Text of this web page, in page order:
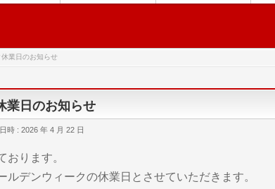
業日のお知らせ
業日のお知らせ
時 : 2026 年 4 月 22 日
おります。
ルデンウィークの休業日とさせていただきます。